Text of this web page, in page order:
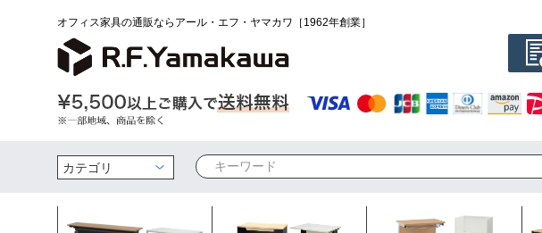
オフィス家具の通販ならアール・エフ・ヤマカワ［1962年創業］
検索